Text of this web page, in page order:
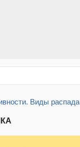
Виды распада